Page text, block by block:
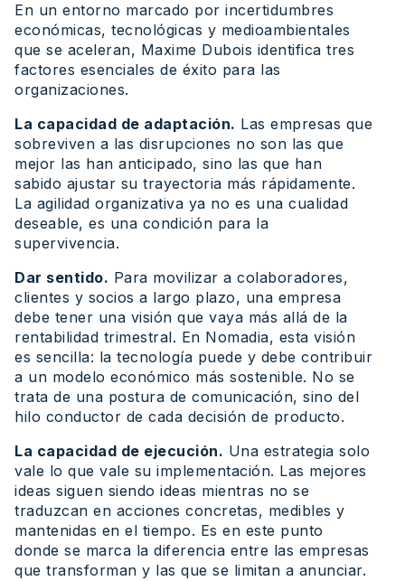
En un entorno marcado por incertidumbres
económicas, tecnológicas y medioambientales
que se aceleran, Maxime Dubois identifica tres
factores esenciales de éxito para las
organizaciones.
La capacidad de adaptación. Las empresas que
sobreviven a las disrupciones no son las que
mejor las han anticipado, sino las que han
sabido ajustar su trayectoria más rápidamente.
La agilidad organizativa ya no es una cualidad
deseable, es una condición para la
supervivencia.
Dar sentido. Para movilizar a colaboradores,
clientes y socios a largo plazo, una empresa
debe tener una visión que vaya más allá de la
rentabilidad trimestral. En Nomadia, esta visión
es sencilla: la tecnología puede y debe contribuir
a un modelo económico más sostenible. No se
trata de una postura de comunicación, sino del
hilo conductor de cada decisión de producto.
La capacidad de ejecución. Una estrategia solo
vale lo que vale su implementación. Las mejores
ideas siguen siendo ideas mientras no se
traduzcan en acciones concretas, medibles y
mantenidas en el tiempo. Es en este punto
donde se marca la diferencia entre las empresas
que transforman y las que se limitan a anunciar.